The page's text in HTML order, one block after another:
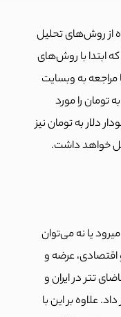
از روش‌های تحلیل
ابتدا با روش‌های
به وبسایت
تومان را مورد
دلار به تومان نیز
خواهد داشت.
یا نه می‌توان
عرضه و
تتر در ایران و
علاوه بر این با